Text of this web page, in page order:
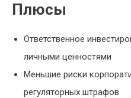
Плюсы
Ответственное
личными ценностями
Меньшие риски
регуляторных штрафов